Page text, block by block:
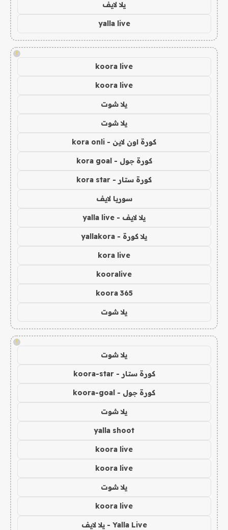
يلا لايف
yalla live
!
koora live
koora live
يلا شوت
يلا شوت
كورة اون لاين - kora onli
كورة جول - kora goal
كورة ستار - kora star
سوريا لايف
يلا لايف - yalla live
يلا كورة - yallakora
kora live
kooralive
koora 365
يلا شوت
!
يلا شوت
كورة ستار - koora-star
كورة جول - koora-goal
يلا شوت
yalla shoot
koora live
koora live
يلا شوت
koora live
Yalla Live - يلا لايف